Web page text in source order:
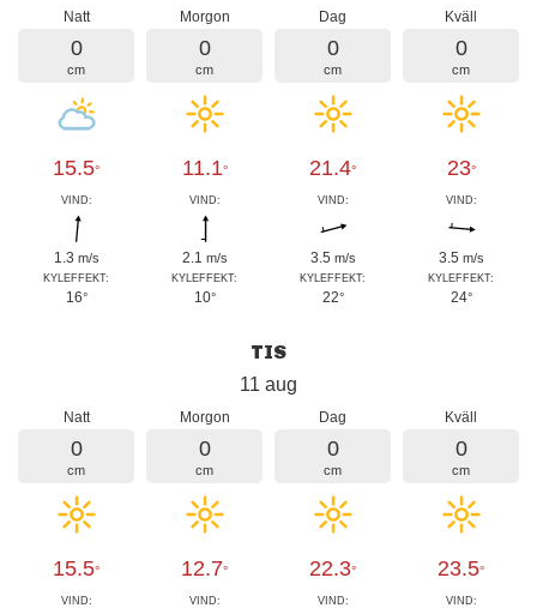
Natt
0
cm
15.5°
VIND:
1.3 m/s
KYLEFFEKT:
16°
Morgon
0
cm
11.1°
VIND:
2.1 m/s
KYLEFFEKT:
10°
Dag
0
cm
21.4°
VIND:
3.5 m/s
KYLEFFEKT:
22°
Kväll
0
cm
23°
VIND:
3.5 m/s
KYLEFFEKT:
24°
TIS
11 aug
Natt
0
cm
15.5°
VIND:
Morgon
0
cm
12.7°
VIND:
Dag
0
cm
22.3°
VIND:
Kväll
0
cm
23.5°
VIND: